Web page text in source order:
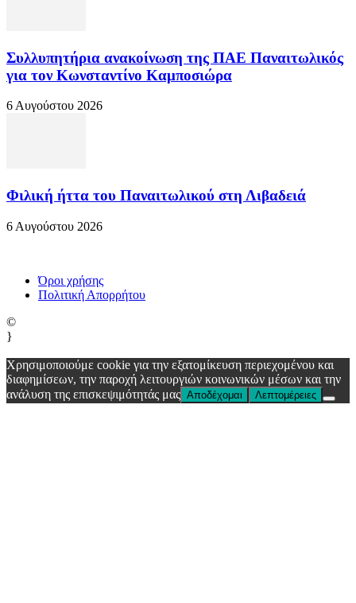
Συλλυπητήρια ανακοίνωση της ΠΑΕ Παναιτωλικός
για τον Κωνσταντίνο Καμποσιώρα
6 Αυγούστου 2026
Φιλική ήττα του Παναιτωλικού στη Λιβαδειά
6 Αυγούστου 2026
Όροι χρήσης
Πολιτική Απορρήτου
©
}
Χρησιμοποιούμε cookie για την εξατομίκευση περιεχομένου και
διαφημίσεων, την παροχή λειτουργιών κοινωνικών μέσων και την
ανάλυση της επισκεψιμότητάς μας Αποδέχομαι Λεπτομέρειες